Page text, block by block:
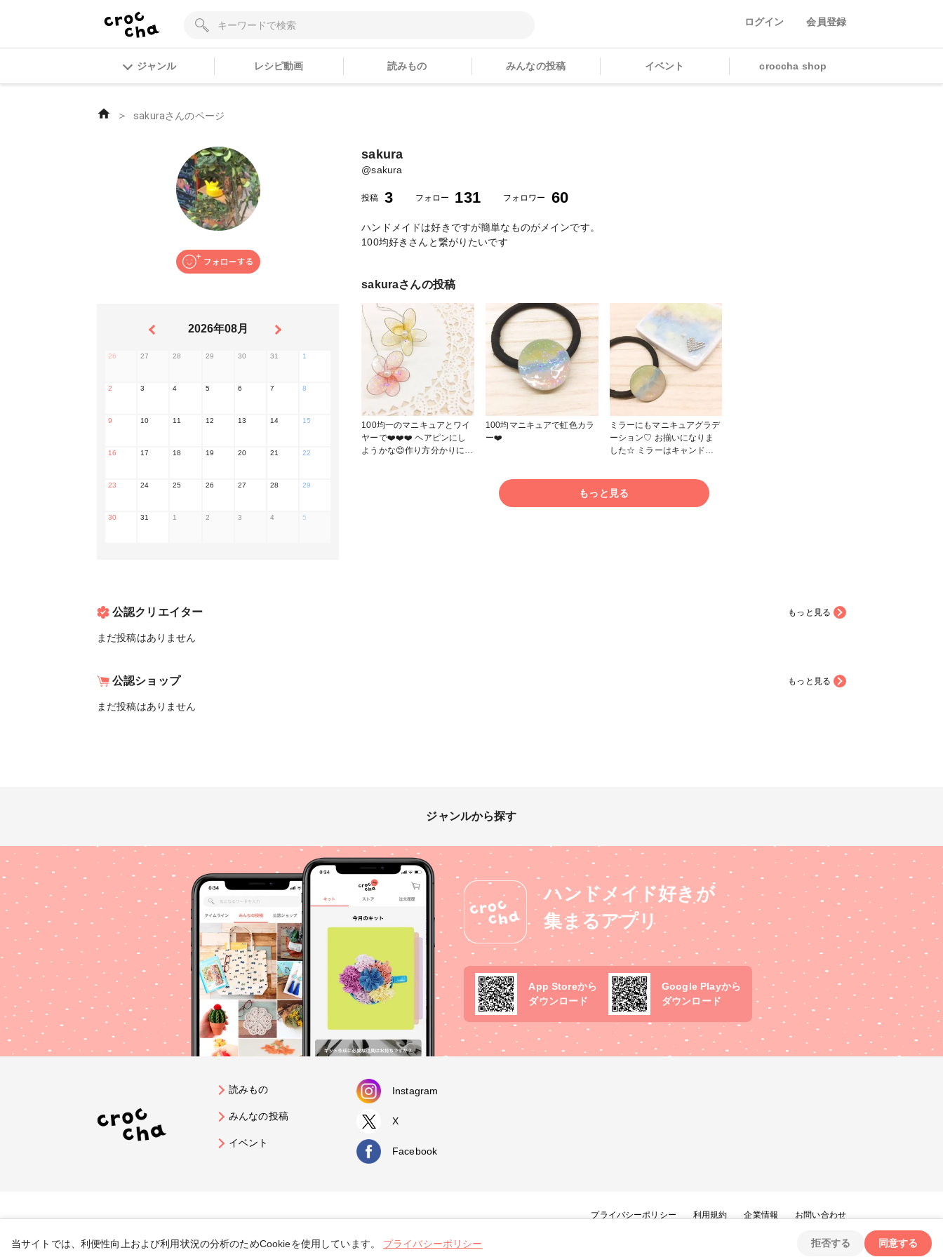
ログイン 会員登録
ジャンル レシピ動画 読みもの みんなの投稿 イベント croccha shop
＞ sakuraさんのページ
2026年08月
26 27 28 29 30 31 1
2 3 4 5 6 7 8
9 10 11 12 13 14 15
16 17 18 19 20 21 22
23 24 25 26 27 28 29
30 31 1 2 3 4 5
sakura
@sakura
投稿 3 フォロー 131 フォロワー 60
ハンドメイドは好きですが簡単なものがメインです。
100均好きさんと繋がりたいです
sakuraさんの投稿
100均一のマニキュアとワイ
ヤーで❤️❤️❤️ ヘアピンにし
ようかな😊作り方分かりにく
100均マニキュアで虹色カラ
ー❤️
ミラーにもマニキュアグラデ
ーション♡ お揃いになりま
した☆ ミラーはキャンドゥ
もっと見る
公認クリエイター もっと見る
まだ投稿はありません
公認ショップ もっと見る
まだ投稿はありません
ジャンルから探す
ハンドメイド好きが
集まるアプリ
App Storeから
ダウンロード
Google Playから
ダウンロード
読みもの
みんなの投稿
イベント
Instagram
X
Facebook
プライバシーポリシー 利用規約 企業情報 お問い合わせ
tryangle Co., Ltd. All Rights Reserved.
当サイトでは、利便性向上および利用状況の分析のためCookieを使用しています。 プライバシーポリシー 拒否する 同意する